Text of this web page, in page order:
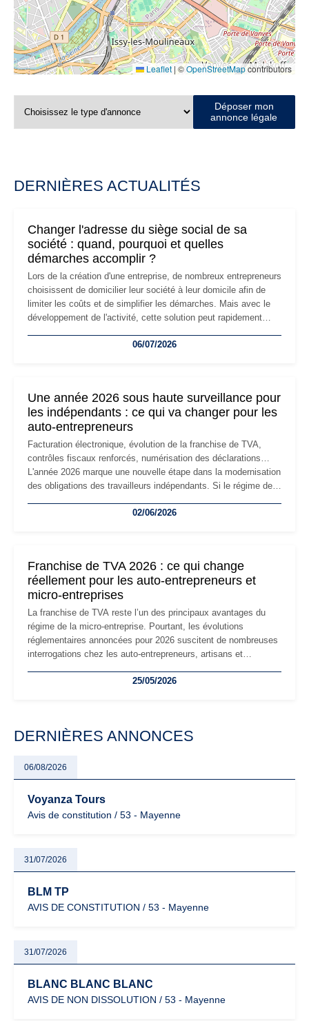
Leaflet |©OpenStreetMapcontributors
Déposer mon
annonce légale
DERNIÈRES ACTUALITÉS
Changer l'adresse du siège social de sa
société : quand, pourquoi et quelles
démarches accomplir ?
Lors de la création d'une entreprise, de nombreux entrepreneurs
choisissent de domicilier leur société à leur domicile afin de
limiter les coûts et de simplifier les démarches. Mais avec le
développement de l'activité, cette solution peut rapidement
professionnels, recrutement, image de marque… Le
06/07/2026
Une année 2026 sous haute surveillance pour
les indépendants : ce qui va changer pour les
auto-entrepreneurs
Facturation électronique, évolution de la franchise de TVA,
contrôles fiscaux renforcés, numérisation des déclarations…
L'année 2026 marque une nouvelle étape dans la modernisation
des obligations des travailleurs indépendants. Si le régime de
les auto-entrepreneurs devront s'adapter à un environnement
02/06/2026
Franchise de TVA 2026 : ce qui change
réellement pour les auto-entrepreneurs et
micro-entreprises
La franchise de TVA reste l’un des principaux avantages du
régime de la micro-entreprise. Pourtant, les évolutions
réglementaires annoncées pour 2026 suscitent de nombreuses
interrogations chez les auto-entrepreneurs, artisans et
facturation ou risque de bascule vers la TVA : les règles
25/05/2026
DERNIÈRES ANNONCES
06/08/2026
Voyanza Tours
Avis de constitution / 53 - Mayenne
31/07/2026
BLM TP
AVIS DE CONSTITUTION / 53 - Mayenne
31/07/2026
BLANC BLANC BLANC
AVIS DE NON DISSOLUTION / 53 - Mayenne